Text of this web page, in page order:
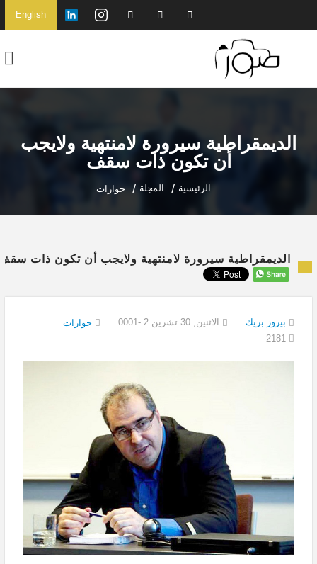
English
الديمقراطية سيرورة لامنتهية ولايجب
أن تكون ذات سقف
الرئيسية المجلة حوارات
الديمقراطية سيرورة لامنتهية ولايجب أن تكون ذات
بيروز بريك الاثنين, 30 تشرين 2 -0001
حوارات